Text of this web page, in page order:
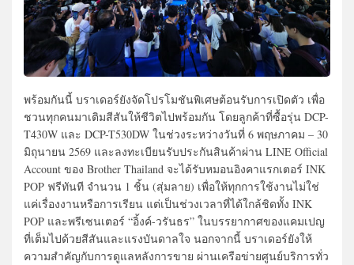
พร้อมกันนี้ บราเดอร์ยังจัดโปรโมชันพิเศษต้อนรับการเปิดตัว เพื่อ
ชวนทุกคนมาเติมสีสันให้ชีวิตไปพร้อมกัน โดยลูกค้าที่ซื้อรุ่น DCP-
T430W และ DCP-T530DW ในช่วงระหว่างวันที่ 6 พฤษภาคม – 30
มิถุนายน 2569 และลงทะเบียนรับประกันสินค้าผ่าน LINE Official
Account ของ Brother Thailand จะได้รับหมอนอิงคาแรกเตอร์ INK
POP ฟรีทันที จำนวน 1 ชิ้น (สุ่มลาย) เพื่อให้ทุกการใช้งานไม่ใช่
แค่เรื่องงานหรือการเรียน แต่เป็นช่วงเวลาที่ได้ใกล้ชิดทั้ง INK
POP และพรีเซนเตอร์ “อิ้งค์-วรันธร” ในบรรยากาศของแคมเปญ
ที่เต็มไปด้วยสีสันและแรงบันดาลใจ นอกจากนี้ บราเดอร์ยังให้
ความสำคัญกับการดูแลหลังการขาย ผ่านเครือข่ายศูนย์บริการทั่ว